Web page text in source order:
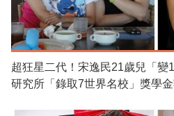
超狂星二代！宋逸民21歲兒「
研究所「錄取7世界名校」獎學